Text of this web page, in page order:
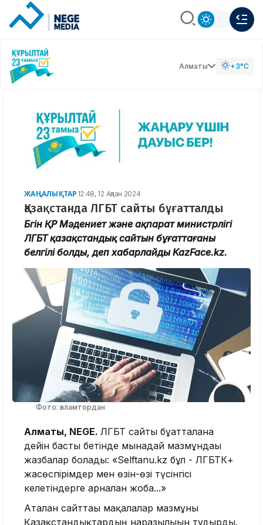
Алматы +3°C
ЖАҢАЛЫҚТАР 12:48, 12 Ақпан 2024
Қазақстанда ЛГБТ сайты бұғатталды
Бүгін ҚР Мәдениет және ақпарат министрлігі
ЛГБТ қазақстандық сайтын бұғаттағаны
белгілі болды, деп хабарлайды KazFace.kz.
Фото: ғаламтордан
Алматы, NEGE. ЛГБТ сайты бұғатталғанға
дейін басты бетінде мынадай мазмұндағы
жазбалар болады: «Selftanu.kz бұл - ЛГБТК+
жасөспірімдер мен өзін-өзі түсінгісі
келетіндерге арналған жоба...»
Аталған сайттағы мақалалар мазмұны
Қазақстандықтардың наразылығын тудырды.